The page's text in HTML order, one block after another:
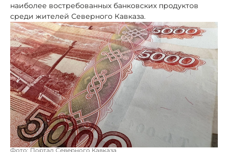
наиболее востребованных банковских продуктов
среди жителей Северного Кавказа.
Фото: Портал Северного Кавказа